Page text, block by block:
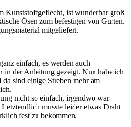
Kunststoffgeflecht, ist wunderbar groß
Ösen zum befestigen von Gurten.
mitgeliefert.
einfach, es werden auch
in der Anleitung gezeigt. Nun habe ich
sind einige Streben mehr am
nicht so einfach, irgendwo war
musste leider etwas Draht
fest zu bekommen.